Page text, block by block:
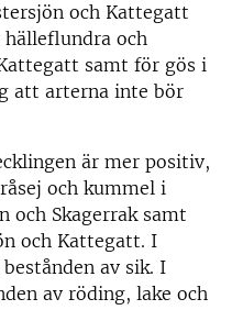
och Kattegatt
och
samt för gös i
att arterna inte bör
är mer positiv,
och kummel i
och Skagerrak samt
och Kattegatt. I
av sik. I
av röding, lake och